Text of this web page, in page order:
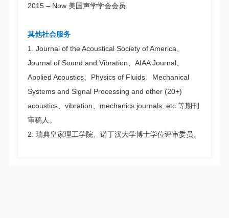
2015 – Now 美国声学学会会员
其他社会服务
1. Journal of the Acoustical Society of America、
Journal of Sound and Vibration、AIAA Journal、
Applied Acoustics、Physics of Fluids、Mechanical
Systems and Signal Processing and other (20+)
acoustics、vibration、mechanics journals, etc 等期刊
审稿人。
2. 瑞典皇家理工学院、诺丁汉大学博士学位评审委员。